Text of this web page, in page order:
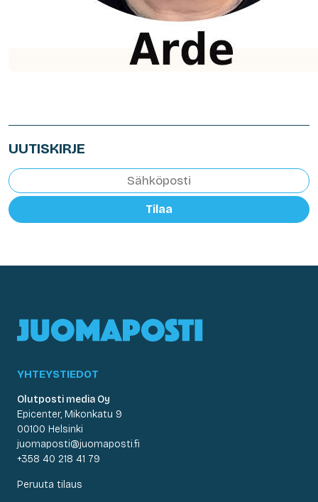
UUTISKIRJE
Tilaa
YHTEYSTIEDOT
Olutposti media Oy
Epicenter, Mikonkatu 9
00100 Helsinki
juomaposti@juomaposti.fi
+358 40 218 41 79
Peruuta tilaus